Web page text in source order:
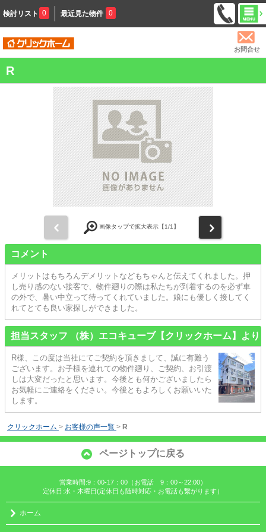
検討リスト 0 最近見た物件 0
お問合せ
R
画像タップで拡大表示【1/1】
コメント
メリットはもちろんデメリットなどもちゃんと伝えてくれました。押
し売り感のない接客で、物件廻りの際は私たちが到着するのを必ず車
の外で、暑い中立って待ってくれていました。娘にも優しく接してく
れてとても良い家探しができました。
担当スタッフ （株）エコキューブ【クリックホーム】より
R様、この度は当社にてご契約を頂きまして、誠に有難う
ございます。お子様を連れての物件廻り、ご契約、お引渡
しは大変だったと思います。今後とも何かございましたら
お気軽にご連絡をください。今後ともよろしくお願いいた
します。
クリックホーム > お客様の声一覧 > R
ページトップに戻る
営業時間:9：00-17：00（お電話 9：00～22:00）
定休日:水・木曜日(定休日も随時対応・お電話も繋がります）
ホーム